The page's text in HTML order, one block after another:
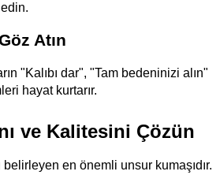
Atın
"Kalıbı dar", "Tam bedeninizi alın"
hayat kurtarır.
ve Kalitesini Çözün
en önemli unsur kumaşıdır.